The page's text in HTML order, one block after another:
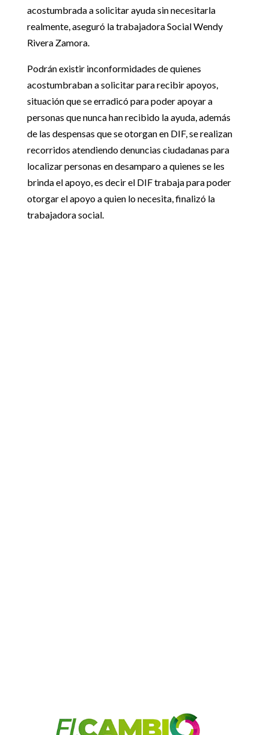
acostumbrada a solicitar ayuda sin necesitarla
realmente, aseguró la trabajadora Social Wendy
Rivera Zamora.
Podrán existir inconformidades de quienes
acostumbraban a solicitar para recibir apoyos,
situación que se erradicó para poder apoyar a
personas que nunca han recibido la ayuda, además
de las despensas que se otorgan en DIF, se realizan
recorridos atendiendo denuncias ciudadanas para
localizar personas en desamparo a quienes se les
brinda el apoyo, es decir el DIF trabaja para poder
otorgar el apoyo a quien lo necesita, finalizó la
trabajadora social.